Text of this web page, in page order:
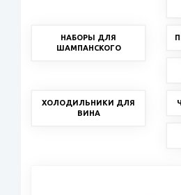
НАБОРЫ ДЛЯ
ШАМПАНСКОГО
ХОЛОДИЛЬНИКИ ДЛЯ
ВИНА